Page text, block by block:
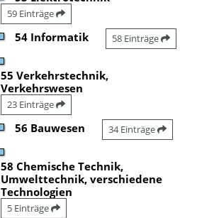
59 Einträge
54 Informatik 58 Einträge
55 Verkehrstechnik,
Verkehrswesen
23 Einträge
56 Bauwesen 34 Einträge
58 Chemische Technik,
Umwelttechnik, verschiedene
Technologien
5 Einträge